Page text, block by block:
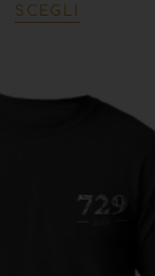
SCEGLI